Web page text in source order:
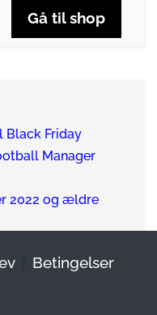
Gå til shop
Friday
Manager
2022 og ældre
Betingelser